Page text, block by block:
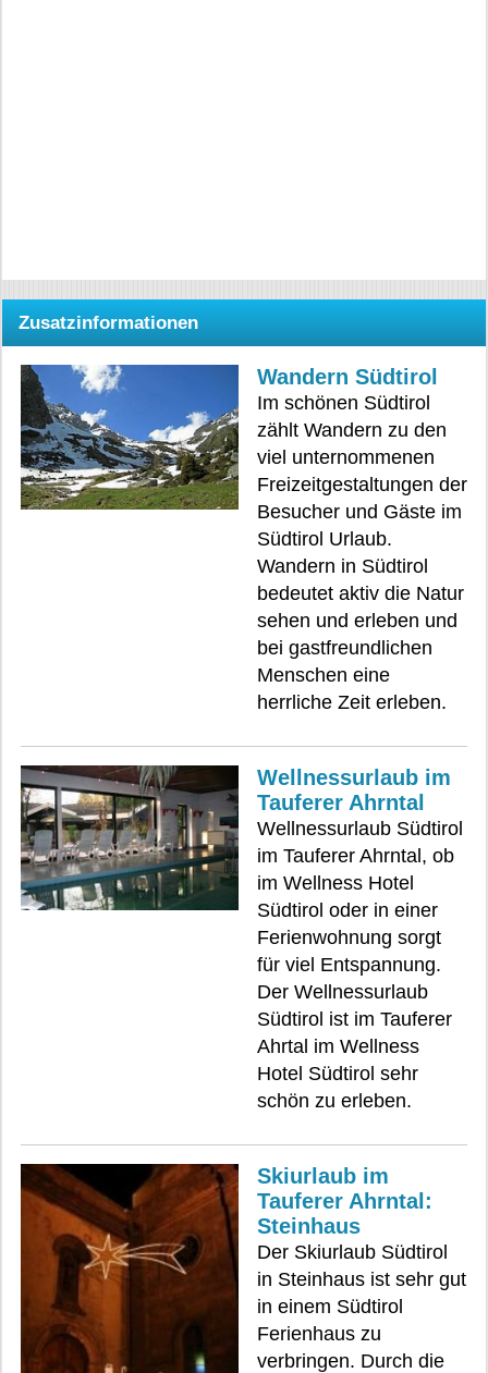
Zusatzinformationen
Wandern Südtirol
Im schönen Südtirol
zählt Wandern zu den
viel unternommenen
Freizeitgestaltungen der
Besucher und Gäste im
Südtirol Urlaub.
Wandern in Südtirol
bedeutet aktiv die Natur
sehen und erleben und
bei gastfreundlichen
Menschen eine
herrliche Zeit erleben.
Wellnessurlaub im
Tauferer Ahrntal
Wellnessurlaub Südtirol
im Tauferer Ahrntal, ob
im Wellness Hotel
Südtirol oder in einer
Ferienwohnung sorgt
für viel Entspannung.
Der Wellnessurlaub
Südtirol ist im Tauferer
Ahrtal im Wellness
Hotel Südtirol sehr
schön zu erleben.
Skiurlaub im
Tauferer Ahrntal:
Steinhaus
Der Skiurlaub Südtirol
in Steinhaus ist sehr gut
in einem Südtirol
Ferienhaus zu
verbringen. Durch die